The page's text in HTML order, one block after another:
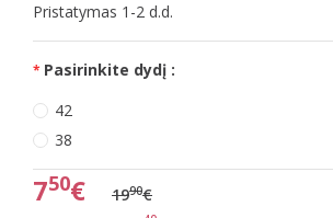
Pristatymas 1-2 d.d.
Pasirinkite dydį :
42
38
750€ 1990€